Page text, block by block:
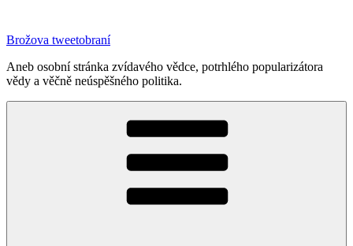
obsahu
Brožova tweetobraní
Aneb osobní stránka zvídavého vědce, potrhlého popularizátora
vědy a věčně neúspěšného politika.